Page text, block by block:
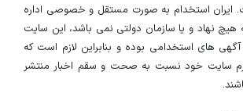
ایران استخدام به صورت مستقل و خصوصی اداره
نهاد و یا سازمان دولتی نمی باشد، این سایت
های استخدامی بوده و بنابراین لازم است که
سایت خود نسبت به صحت و سقم اخبار منتشر